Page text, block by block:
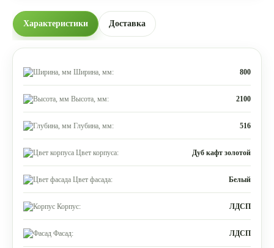
Характеристики Доставка
Ширина, мм: 800
Высота, мм: 2100
Глубина, мм: 516
Цвет корпуса: Дуб кафт золотой
Цвет фасада: Белый
Корпус: ЛДСП
Фасад: ЛДСП